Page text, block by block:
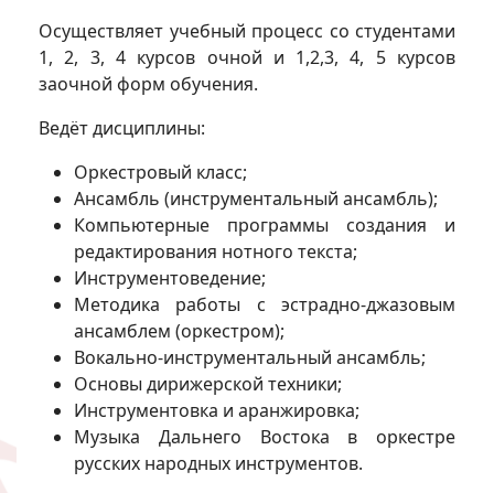
Осуществляет учебный процесс со студентами
1, 2, 3, 4 курсов очной и 1,2,3, 4, 5 курсов
заочной форм обучения.
Ведёт дисциплины:
Оркестровый класс;
Ансамбль (инструментальный ансамбль);
Компьютерные программы создания и
редактирования нотного текста;
Инструментоведение;
Методика работы с эстрадно-джазовым
ансамблем (оркестром);
Вокально-инструментальный ансамбль;
Основы дирижерской техники;
Инструментовка и аранжировка;
Музыка Дальнего Востока в оркестре
русских народных инструментов.